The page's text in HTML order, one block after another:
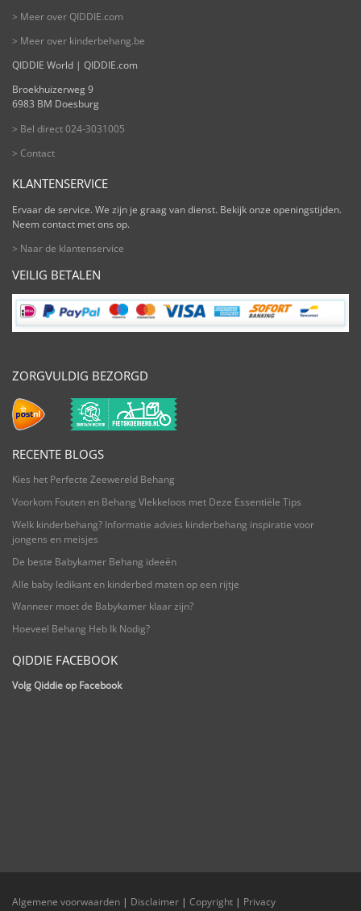
> Meer over QIDDIE.com
> Meer over kinderbehang.be
QIDDIE World | QIDDIE.com
Broekhuizerweg 9
6983 BM Doesburg
> Bel direct 024-3031005
> Contact
KLANTENSERVICE
Ervaar de service. We zijn je graag van dienst. Bekijk onze openingstijden.
Neem contact met ons op.
> Naar de klantenservice
VEILIG BETALEN
ZORGVULDIG BEZORGD
RECENTE BLOGS
Kies het Perfecte Zeewereld Behang
Voorkom Fouten en Behang Vlekkeloos met Deze Essentiële Tips
Welk kinderbehang? Informatie advies kinderbehang inspiratie voor
jongens en meisjes
De beste Babykamer Behang ideeën
Alle baby ledikant en kinderbed maten op een rijtje
Wanneer moet de Babykamer klaar zijn?
Hoeveel Behang Heb Ik Nodig?
QIDDIE FACEBOOK
Volg Qiddie op Facebook
Algemene voorwaarden | Disclaimer | Copyright | Privacy